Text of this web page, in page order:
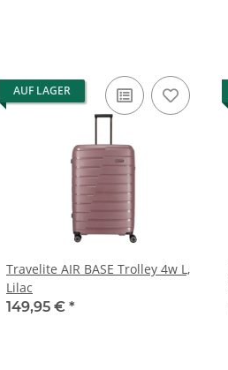
AUF LAGER
Travelite AIR BASE Trolley 4w L,
Lilac
149,95 € *